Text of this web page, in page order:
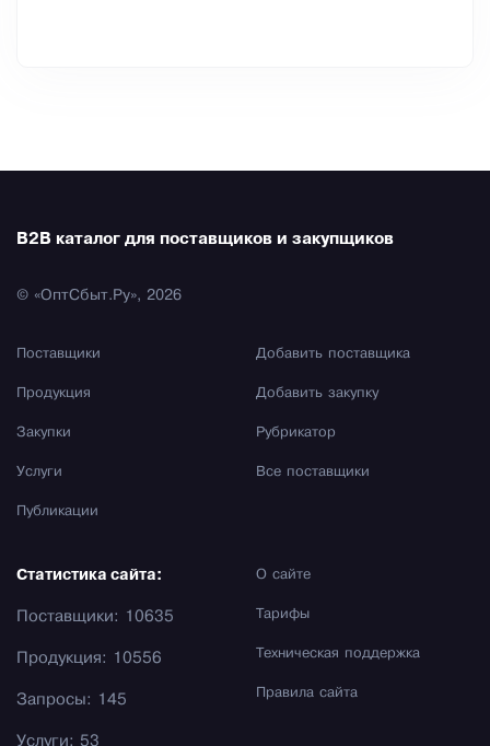
B2B каталог для поставщиков и закупщиков
© «ОптСбыт.Ру», 2026
Поставщики
Продукция
Закупки
Услуги
Публикации
Добавить поставщика
Добавить закупку
Рубрикатор
Все поставщики
О сайте
Тарифы
Техническая поддержка
Правила сайта
Статистика сайта:
Поставщики: 10635
Продукция: 10556
Запросы: 145
Услуги: 53